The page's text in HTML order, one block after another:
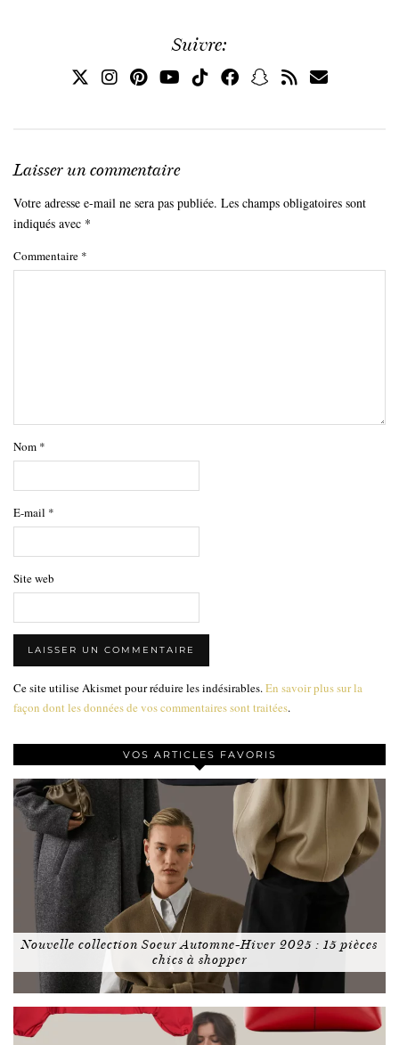
Suivre:
Laisser un commentaire
Votre adresse e-mail ne sera pas publiée. Les champs obligatoires sont
indiqués avec *
Commentaire *
Nom *
E-mail *
Site web
Ce site utilise Akismet pour réduire les indésirables. En savoir plus sur la
façon dont les données de vos commentaires sont traitées.
VOS ARTICLES FAVORIS
Nouvelle collection Soeur Automne-Hiver 2025 : 15 pièces
chics à shopper